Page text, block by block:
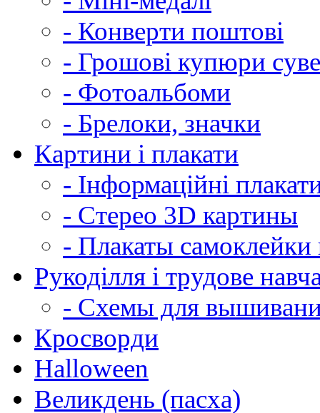
- Конверти поштові
- Грошові купюри
- Фотоальбоми
- Брелоки, значки
Картини і плакати
- Інформаційні
- Стерео 3D картины
- Плакаты самоклейки
Рукоділля і трудове
- Схемы для
Кросворди
Halloween
Великдень (пасха)